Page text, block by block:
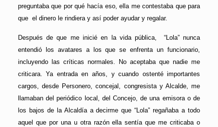
preguntaba que por qué hacía eso, ella me contestaba que para
que el dinero le rindiera y así poder ayudar y regalar.
Después de que me inicié en la vida pública, “Lola” nunca
entendió los avatares a los que se enfrenta un funcionario,
incluyendo las críticas normales. No aceptaba que nadie me
criticara. Ya entrada en años, y cuando ostenté importantes
cargos, desde Personero, concejal, congresista y Alcalde, me
llamaban del periódico local, del Concejo, de una emisora o de
los bajos de la Alcaldía a decirme que “Lola” regañaba a todo
aquel que por una u otra razón ella sentía que me criticaba o